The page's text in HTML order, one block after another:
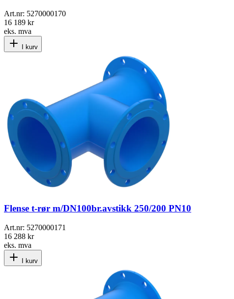
Art.nr: 5270000170
16 189 kr
eks. mva
I kurv
Flense t-rør m/DN100br.avstikk 250/200 PN10
Art.nr: 5270000171
16 288 kr
eks. mva
I kurv